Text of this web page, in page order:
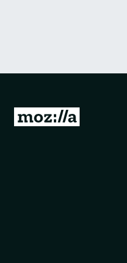
转